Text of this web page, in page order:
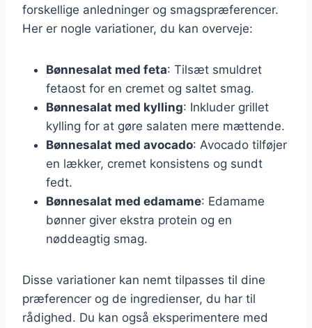
forskellige anledninger og smagspræferencer.
Her er nogle variationer, du kan overveje:
Bønnesalat med feta: Tilsæt smuldret
fetaost for en cremet og saltet smag.
Bønnesalat med kylling: Inkluder grillet
kylling for at gøre salaten mere mættende.
Bønnesalat med avocado: Avocado tilføjer
en lækker, cremet konsistens og sundt
fedt.
Bønnesalat med edamame: Edamame
bønner giver ekstra protein og en
nøddeagtig smag.
Disse variationer kan nemt tilpasses til dine
præferencer og de ingredienser, du har til
rådighed. Du kan også eksperimentere med